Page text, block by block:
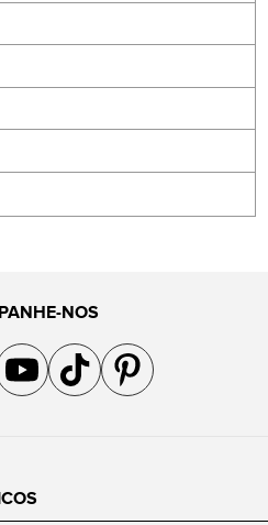
NOS
no Facebook
a gente no Instagram
Acompanhe a gente no YouTube
Acompanhe a gente no TikTok
Acompanhe a gente no